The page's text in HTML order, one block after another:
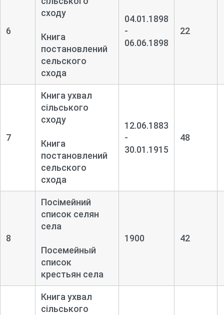
6
сходу
Книга
постановлений
сельского
схода
04.01.1898
-
06.06.1898
22
7
Книга ухвал
сільського
сходу
Книга
постановлений
сельского
схода
12.06.1883
-
30.01.1915
48
8
Посімейний
список селян
села
Посемейный
список
крестьян села
1900 42
Книга ухвал
сільського